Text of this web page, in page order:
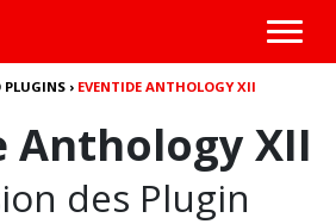
PLUGINS › EVENTIDE ANTHOLOGY XII
Anthology XII
des Plugin